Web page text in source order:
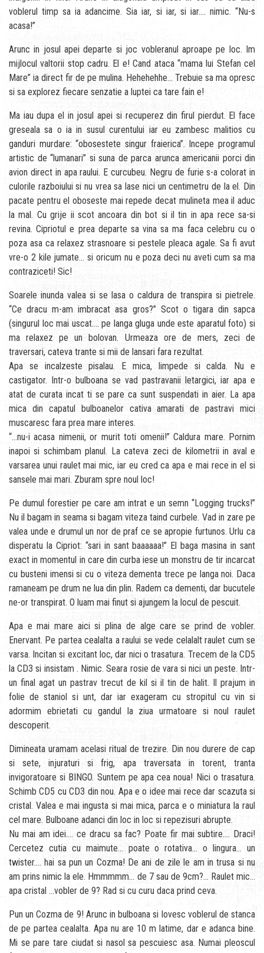
voblerul timp sa ia adancime. Sia iar, si iar, si iar…. nimic. “Nu-s
acasa!”
Arunc in josul apei departe si joc vobleranul aproape pe loc. Im
mijlocul valtorii stop cadru. El e! Cand ataca “mama lui Stefan cel
Mare” ia direct fir de pe mulina. Hehehehhe… Trebuie sa ma opresc
si sa explorez fiecare senzatie a luptei ca tare fain e!
Ma iau dupa el in josul apei si recuperez din firul pierdut. El face
greseala sa o ia in susul curentului iar eu zambesc malitios cu
ganduri murdare: “obosestete singur fraierica”. Incepe programul
artistic de “lumanari” si suna de parca arunca americanii porci din
avion direct in apa raului. E curcubeu. Negru de furie s-a colorat in
culorile razboiului si nu vrea sa lase nici un centimetru de la el. Din
pacate pentru el oboseste mai repede decat mulineta mea il aduc
la mal. Cu grije ii scot ancoara din bot si il tin in apa rece sa-si
revina. Cipriotul e prea departe sa vina sa ma faca celebru cu o
poza asa ca relaxez strasnoare si pestele pleaca agale. Sa fi avut
vre-o 2 kile jumate… si oricum nu e poza deci nu aveti cum sa ma
contraziceti! Sic!
Soarele inunda valea si se lasa o caldura de transpira si pietrele.
“Ce dracu m-am imbracat asa gros?” Scot o tigara din sapca
(singurul loc mai uscat…. pe langa gluga unde este aparatul foto) si
ma relaxez pe un bolovan. Urmeaza ore de mers, zeci de
traversari, cateva trante si mii de lansari fara rezultat.
Apa se incalzeste pisalau. E mica, limpede si calda. Nu e
castigator. Intr-o bulboana se vad pastravanii letargici, iar apa e
atat de curata incat ti se pare ca sunt suspendati in aier. La apa
mica din capatul bulboanelor cativa amarati de pastravi mici
muscaresc fara prea mare interes.
“…nu-i acasa nimenii, or murit toti omenii!” Caldura mare. Pornim
inapoi si schimbam planul. La cateva zeci de kilometrii in aval e
varsarea unui raulet mai mic, iar eu cred ca apa e mai rece in el si
sansele mai mari. Zburam spre noul loc!
Pe dumul forestier pe care am intrat e un semn “Logging trucks!”
Nu il bagam in seama si bagam viteza taind curbele. Vad in zare pe
valea unde e drumul un nor de praf ce se apropie furtunos. Urlu ca
disperatu la Cipriot: “sari in sant baaaaaa!” El baga masina in sant
exact in momentul in care din curba iese un monstru de tir incarcat
cu busteni imensi si cu o viteza dementa trece pe langa noi. Daca
ramaneam pe drum ne lua din plin. Radem ca dementi, dar bucutele
ne-or transpirat. O luam mai finut si ajungem la locul de pescuit.
Apa e mai mare aici si plina de alge care se prind de vobler.
Enervant. Pe partea cealalta a raului se vede celalalt raulet cum se
varsa. Incitan si excitant loc, dar nici o trasatura. Trecem de la CD5
la CD3 si insistam . Nimic. Seara rosie de vara si nici un peste. Intr-
un final agat un pastrav trecut de kil si il tin de halit. Il prajum in
folie de staniol si unt, dar iar exageram cu stropitul cu vin si
adormim ebrietati cu gandul la ziua urmatoare si noul raulet
descoperit.
Dimineata uramam acelasi ritual de trezire. Din nou durere de cap
si sete, injuraturi si frig, apa traversata in torent, tranta
invigoratoare si BINGO. Suntem pe apa cea noua! Nici o trasatura.
Schimb CD5 cu CD3 din nou. Apa e o idee mai rece dar scazuta si
cristal. Valea e mai ingusta si mai mica, parca e o miniatura la raul
cel mare. Bulboane adanci din loc in loc si repezisuri abrupte.
Nu mai am idei…. ce dracu sa fac? Poate fir mai subtire…. Draci!
Cercetez cutia cu maimute… poate o rotativa… o lingura… un
twister…. hai sa pun un Cozma! De ani de zile le am in trusa si nu
am prins nimic la ele. Hmmmmm… de 7 sau de 9cm?… Raulet mic…
apa cristal …vobler de 9? Rad si cu curu daca prind ceva.
Pun un Cozma de 9! Arunc in bulboana si lovesc voblerul de stanca
de pe partea cealalta. Apa nu are 10 m latime, dar e adanca bine.
Mi se pare tare ciudat si nasol sa pescuiesc asa. Numai pleoscul